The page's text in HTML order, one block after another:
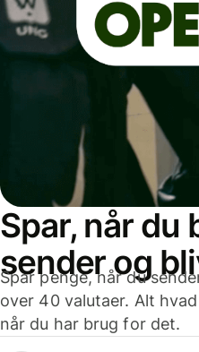
Spar, når du
sender og
Spar penge, når du
over 40 valutaer. Alt
når du har brug for det.